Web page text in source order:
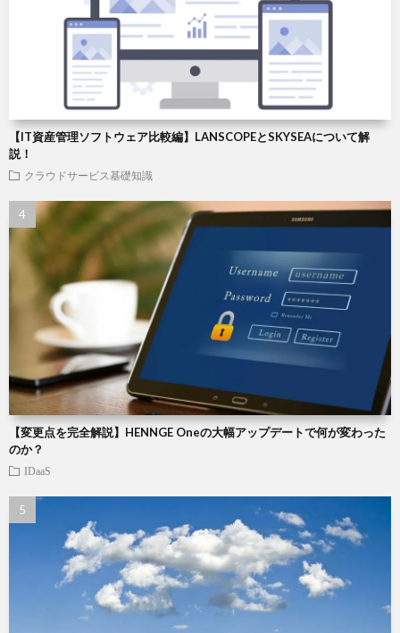
【IT資産管理ソフトウェア比較編】LANSCOPEとSKYSEAについて解
説！
クラウドサービス基礎知識
【変更点を完全解説】HENNGE Oneの大幅アップデートで何が変わった
のか？
IDaaS